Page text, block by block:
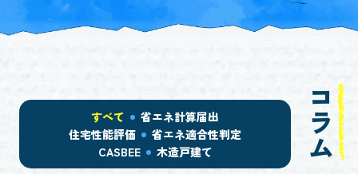
コラム
すべて
省エネ計算届出
住宅性能評価
省エネ適合性判定
CASBEE
木造戸建て